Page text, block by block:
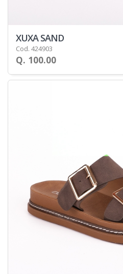
XUXA SAND
Cod. 424903
Q. 100.00